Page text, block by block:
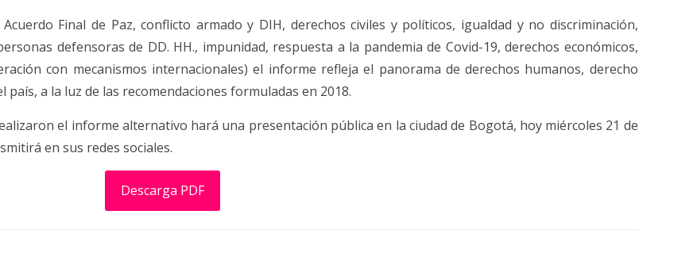
Final de Paz, conflicto armado y DIH, derechos civiles y políticos, igualdad y no discriminación,
defensoras de DD. HH., impunidad, respuesta a la pandemia de Covid-19, derechos económicos,
con mecanismos internacionales) el informe refleja el panorama de derechos humanos, derecho
a la luz de las recomendaciones formuladas en 2018.
el informe alternativo hará una presentación pública en la ciudad de Bogotá, hoy miércoles 21 de
en sus redes sociales.
Descarga PDF